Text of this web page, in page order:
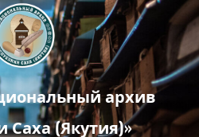
архив
Саха (Якутия)»